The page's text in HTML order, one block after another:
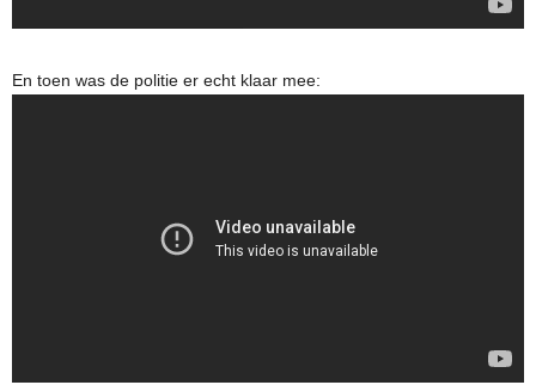
En toen was de politie er echt klaar mee: